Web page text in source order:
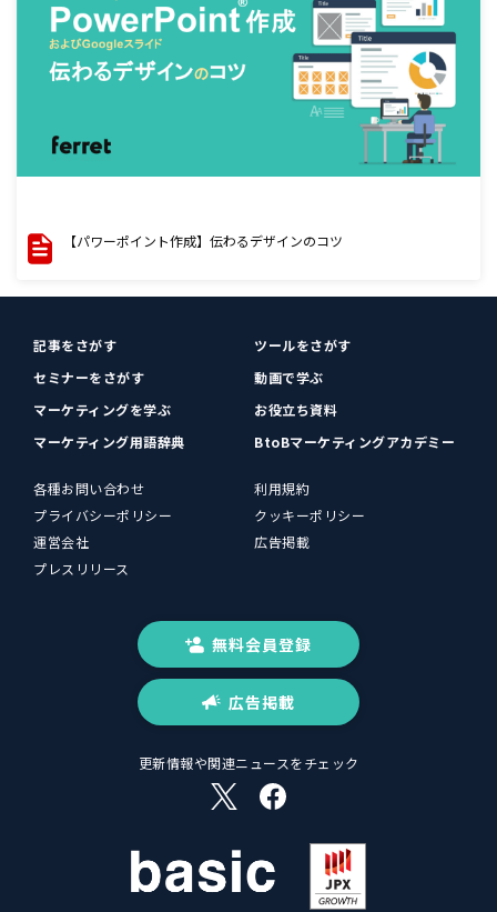
【パワーポイント作成】伝わるデザインのコツ
記事をさがす
ツールをさがす
セミナーをさがす
動画で学ぶ
マーケティングを学ぶ
お役立ち資料
マーケティング用語辞典
BtoBマーケティングアカデミー
各種お問い合わせ
利用規約
プライバシーポリシー
クッキーポリシー
運営会社
広告掲載
プレスリリース
無料会員登録
広告掲載
更新情報や関連ニュースをチェック